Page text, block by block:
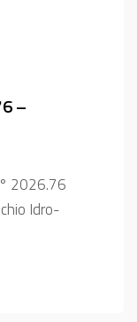
–
2026.76
Idro-